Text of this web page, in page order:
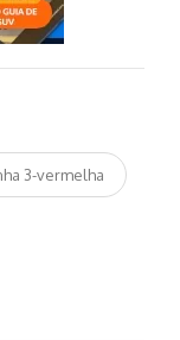
3-vermelha